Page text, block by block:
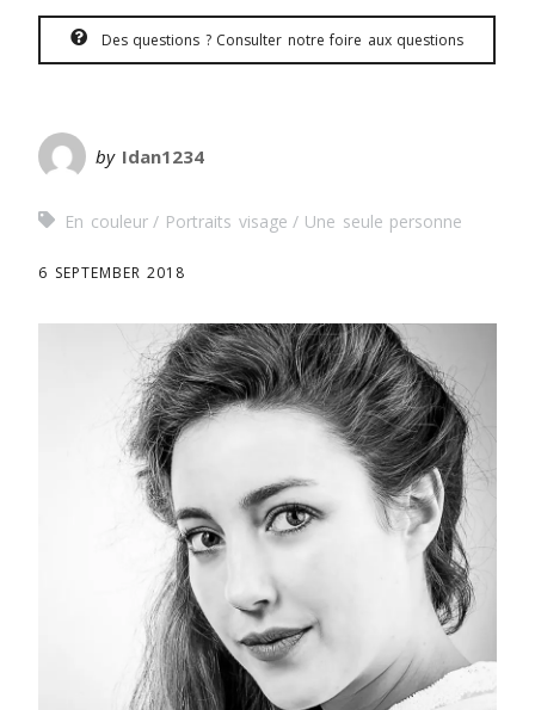
Des questions ? Consulter notre foire aux questions
by Idan1234
En couleur Portraits visage Une seule personne
6 SEPTEMBER 2018